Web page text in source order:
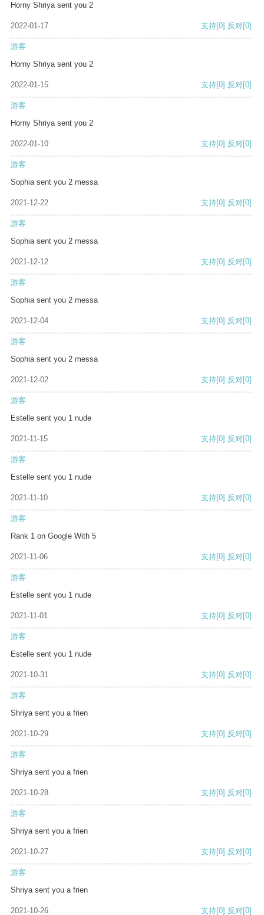
Horny Shriya sent you 2
2022-01-17 支持[0] 反对[0]
游客
Horny Shriya sent you 2
2022-01-15 支持[0] 反对[0]
游客
Horny Shriya sent you 2
2022-01-10 支持[0] 反对[0]
游客
Sophia sent you 2 messa
2021-12-22 支持[0] 反对[0]
游客
Sophia sent you 2 messa
2021-12-12 支持[0] 反对[0]
游客
Sophia sent you 2 messa
2021-12-04 支持[0] 反对[0]
游客
Sophia sent you 2 messa
2021-12-02 支持[0] 反对[0]
游客
Estelle sent you 1 nude
2021-11-15 支持[0] 反对[0]
游客
Estelle sent you 1 nude
2021-11-10 支持[0] 反对[0]
游客
Rank 1 on Google With 5
2021-11-06 支持[0] 反对[0]
游客
Estelle sent you 1 nude
2021-11-01 支持[0] 反对[0]
游客
Estelle sent you 1 nude
2021-10-31 支持[0] 反对[0]
游客
Shriya sent you a frien
2021-10-29 支持[0] 反对[0]
游客
Shriya sent you a frien
2021-10-28 支持[0] 反对[0]
游客
Shriya sent you a frien
2021-10-27 支持[0] 反对[0]
游客
Shriya sent you a frien
2021-10-26 支持[0] 反对[0]